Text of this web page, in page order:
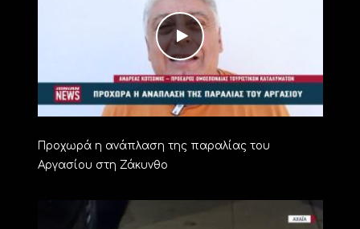
Προχωρά η ανάπλαση της παραλίας του
Αργασίου στη Ζάκυνθο